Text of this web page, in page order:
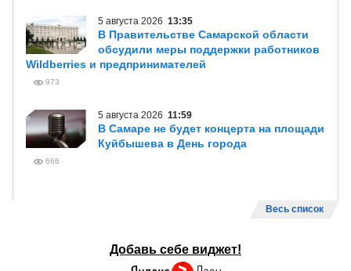
5 августа 2026 13:35
В Правительстве Самарской области
обсудили меры поддержки работников
Wildberries и предпринимателей
973
5 августа 2026 11:59
В Самаре не будет концерта на площади
Куйбышева в День города
666
Весь список
Добавь себе виджет!